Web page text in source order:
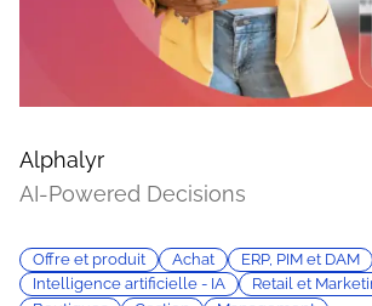
Alphalyr
AI-Powered Decisions
Offre et produit Achat ERP, PIM et DAM
Intelligence artificielle - IA
Retail et